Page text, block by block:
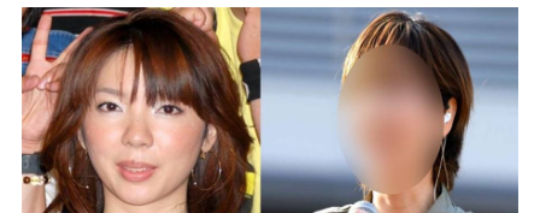
な」「結婚してたの？」